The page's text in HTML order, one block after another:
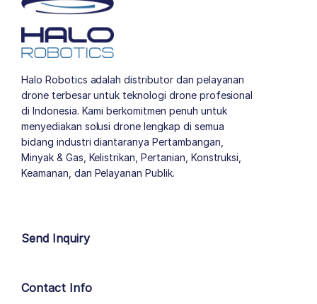
Halo Robotics adalah distributor dan pelayanan
drone terbesar untuk teknologi drone profesional
di Indonesia. Kami berkomitmen penuh untuk
menyediakan solusi drone lengkap di semua
bidang industri diantaranya Pertambangan,
Minyak & Gas, Kelistrikan, Pertanian, Konstruksi,
Keamanan, dan Pelayanan Publik.
Send Inquiry
Contact Info